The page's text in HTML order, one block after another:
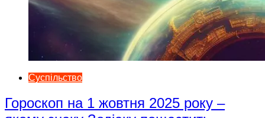
Суспільство
Гороскоп на 1 жовтня 2025 року –